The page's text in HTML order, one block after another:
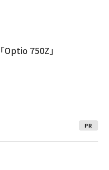
Optio 750Z」
PR